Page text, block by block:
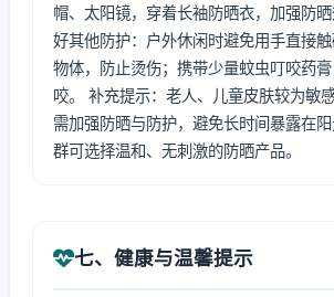
帽、太阳镜，穿着长袖防晒衣，加强防
好其他防护：户外休闲时避免用手直接
物体，防止烫伤；携带少量蚊虫叮咬药
咬。 补充提示：老人、儿童皮肤较为敏
需加强防晒与防护，避免长时间暴露在
群可选择温和、无刺激的防晒产品。
七、健康与温馨提示